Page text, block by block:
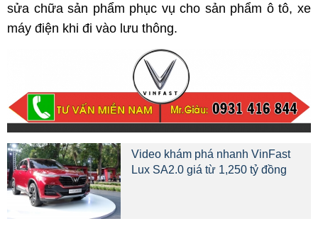
sửa chữa sản phẩm phục vụ cho sản phẩm ô tô, xe
máy điện khi đi vào lưu thông.
Video khám phá nhanh VinFast
Lux SA2.0 giá từ 1,250 tỷ đồng